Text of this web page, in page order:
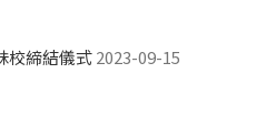
校締結儀式2023-09-15